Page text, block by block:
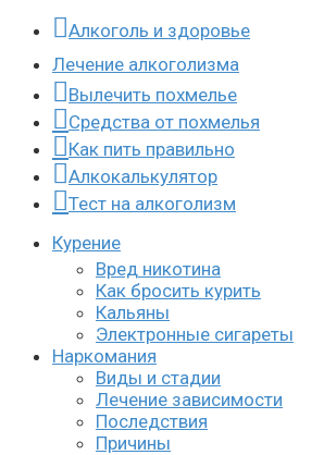
Алкоголь и здоровье
Лечение алкоголизма
Вылечить похмелье
Средства от похмелья
Как пить правильно
Алкокалькулятор
Тест на алкоголизм
Курение
Вред никотина
Как бросить курить
Кальяны
Электронные сигареты
Наркомания
Виды и стадии
Лечение зависимости
Последствия
Причины